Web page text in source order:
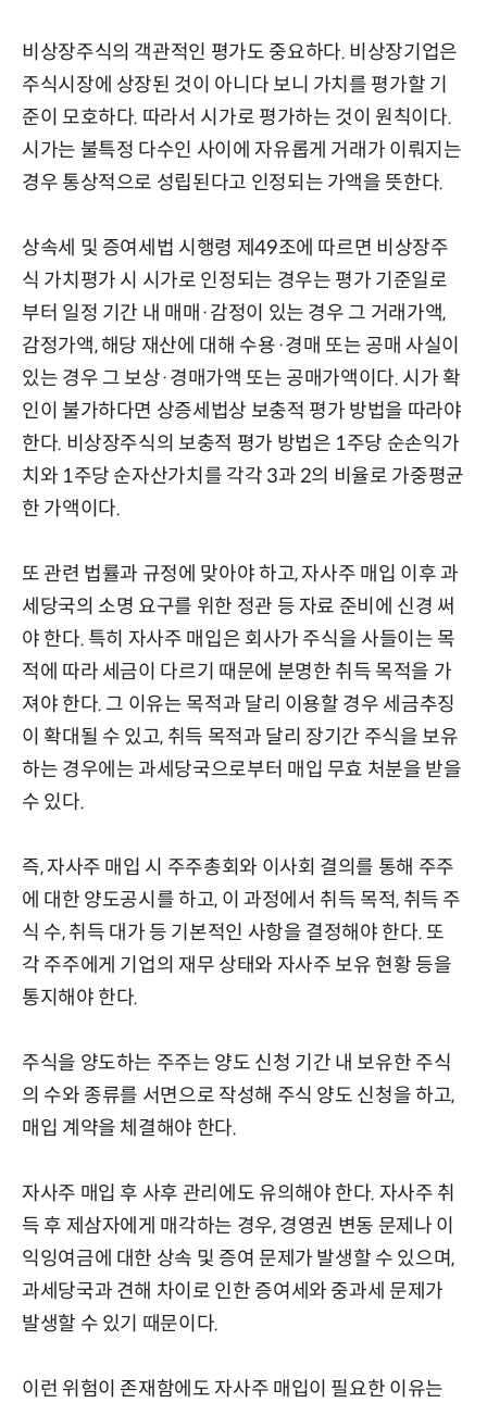
비상장주식의 객관적인 평가도 중요하다. 비상장기업은
주식시장에 상장된 것이 아니다 보니 가치를 평가할 기
준이 모호하다. 따라서 시가로 평가하는 것이 원칙이다.
시가는 불특정 다수인 사이에 자유롭게 거래가 이뤄지는
경우 통상적으로 성립된다고 인정되는 가액을 뜻한다.
상속세 및 증여세법 시행령 제49조에 따르면 비상장주
식 가치평가 시 시가로 인정되는 경우는 평가 기준일로
부터 일정 기간 내 매매·감정이 있는 경우 그 거래가액,
감정가액, 해당 재산에 대해 수용·경매 또는 공매 사실이
있는 경우 그 보상·경매가액 또는 공매가액이다. 시가 확
인이 불가하다면 상증세법상 보충적 평가 방법을 따라야
한다. 비상장주식의 보충적 평가 방법은 1주당 순손익가
치와 1주당 순자산가치를 각각 3과 2의 비율로 가중평균
한 가액이다.
또 관련 법률과 규정에 맞아야 하고, 자사주 매입 이후 과
세당국의 소명 요구를 위한 정관 등 자료 준비에 신경 써
야 한다. 특히 자사주 매입은 회사가 주식을 사들이는 목
적에 따라 세금이 다르기 때문에 분명한 취득 목적을 가
져야 한다. 그 이유는 목적과 달리 이용할 경우 세금추징
이 확대될 수 있고, 취득 목적과 달리 장기간 주식을 보유
하는 경우에는 과세당국으로부터 매입 무효 처분을 받을
수 있다.
즉, 자사주 매입 시 주주총회와 이사회 결의를 통해 주주
에 대한 양도공시를 하고, 이 과정에서 취득 목적, 취득 주
식 수, 취득 대가 등 기본적인 사항을 결정해야 한다. 또
각 주주에게 기업의 재무 상태와 자사주 보유 현황 등을
통지해야 한다.
주식을 양도하는 주주는 양도 신청 기간 내 보유한 주식
의 수와 종류를 서면으로 작성해 주식 양도 신청을 하고,
매입 계약을 체결해야 한다.
자사주 매입 후 사후 관리에도 유의해야 한다. 자사주 취
득 후 제삼자에게 매각하는 경우, 경영권 변동 문제나 이
익잉여금에 대한 상속 및 증여 문제가 발생할 수 있으며,
과세당국과 견해 차이로 인한 증여세와 중과세 문제가
발생할 수 있기 때문이다.
이런 위험이 존재함에도 자사주 매입이 필요한 이유는